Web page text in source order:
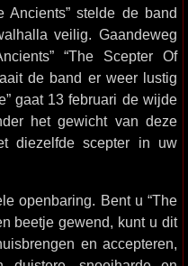
Ancients” stelde de band
veilig. Gaandeweg
“The Scepter Of
de band er weer lustig
gaat 13 februari de wijde
het gewicht van deze
diezelfde scepter in uw
openbaring. Bent u “The
beetje gewend, kunt u dit
en accepteren,